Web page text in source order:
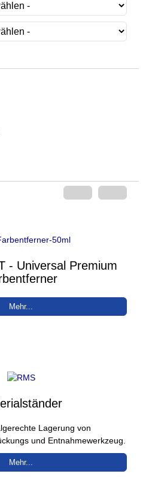
- Universal Premium
Mehr...
Lagerung von
und Entnahmewerkzeug.
Mehr...